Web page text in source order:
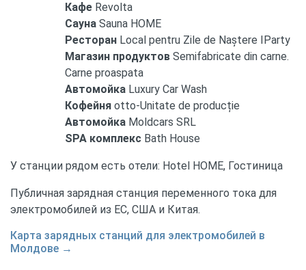
Кафе Revolta
Сауна Sauna HOME
Ресторан Local pentru Zile de Naștere IParty
Магазин продуктов Semifabricate din carne.
Carne proaspata
Автомойка Luxury Car Wash
Кофейня otto-Unitate de producție
Автомойка Moldcars SRL
SPA комплекс Bath House
У станции рядом есть отели: Hotel HOME, Гостиница
Публичная зарядная станция переменного тока для
электромобилей из ЕС, США и Китая.
Карта зарядных станций для электромобилей в
Молдове →